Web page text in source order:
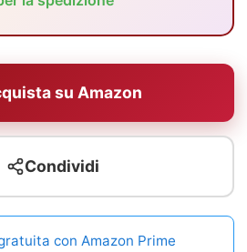
su Amazon
Condividi
con Amazon Prime